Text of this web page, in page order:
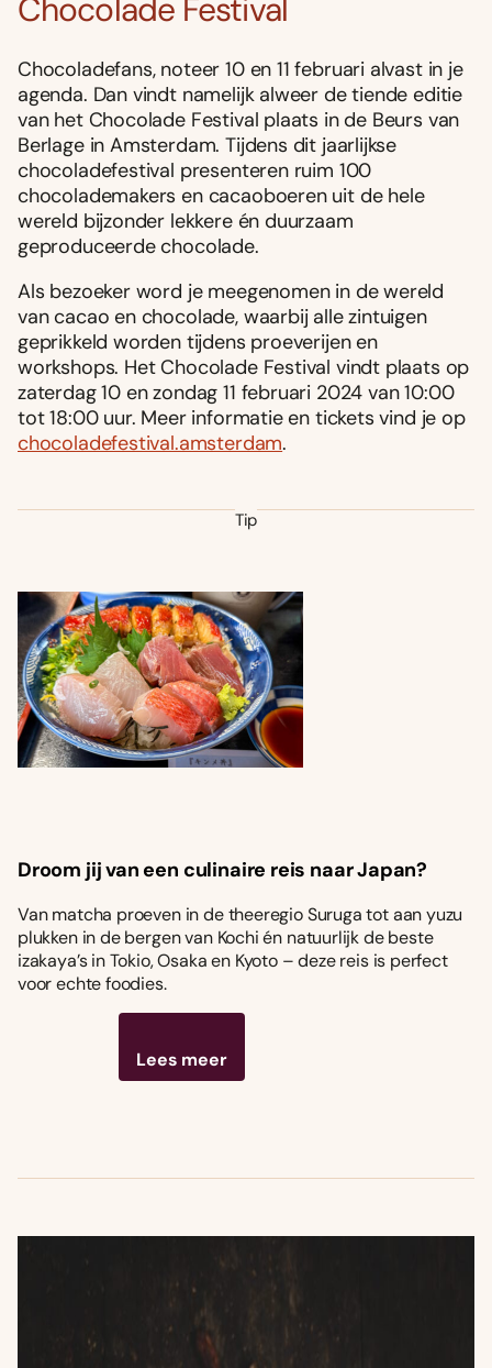
Chocolade Festival
Chocoladefans, noteer 10 en 11 februari alvast in je
agenda. Dan vindt namelijk alweer de tiende editie
van het Chocolade Festival plaats in de Beurs van
Berlage in Amsterdam. Tijdens dit jaarlijkse
chocoladefestival presenteren ruim 100
chocolademakers en cacaoboeren uit de hele
wereld bijzonder lekkere én duurzaam
geproduceerde chocolade.
Als bezoeker word je meegenomen in de wereld
van cacao en chocolade, waarbij alle zintuigen
geprikkeld worden tijdens proeverijen en
workshops. Het Chocolade Festival vindt plaats op
zaterdag 10 en zondag 11 februari 2024 van 10:00
tot 18:00 uur. Meer informatie en tickets vind je op
chocoladefestival.amsterdam.
Tip
Droom jij van een culinaire reis naar Japan?
Van matcha proeven in de theeregio Suruga tot aan yuzu
plukken in de bergen van Kochi én natuurlijk de beste
izakaya’s in Tokio, Osaka en Kyoto – deze reis is perfect
voor echte foodies.
Lees meer